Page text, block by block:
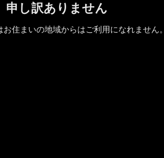
申し訳ありません
お住まいの地域からはご利用になれません。